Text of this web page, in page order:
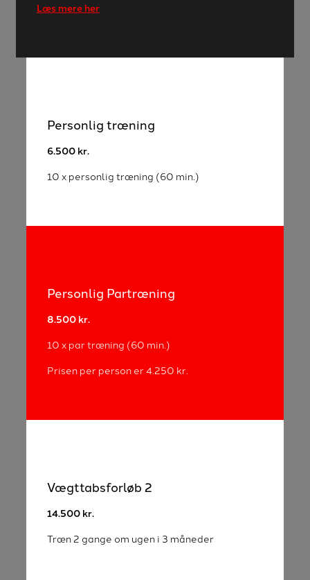
Læs mere her
Personlig træning
6.500 kr.
10 x personlig træning (60 min.)
Personlig Partræning
8.500 kr.
10 x par træning ​(60 min.)
Prisen per person er 4.250 kr.
Vægttabsforløb 2
14.500 kr.
Træn 2 gange om ugen i 3 måneder